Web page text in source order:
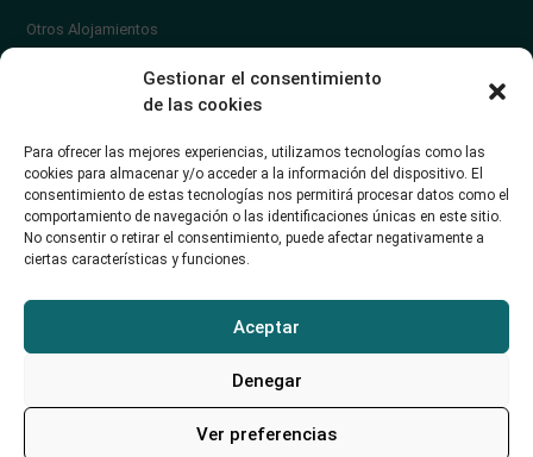
Gestionar el consentimiento
de las cookies
Para ofrecer las mejores experiencias, utilizamos tecnologías como las
cookies para almacenar y/o acceder a la información del dispositivo. El
consentimiento de estas tecnologías nos permitirá procesar datos como el
comportamiento de navegación o las identificaciones únicas en este sitio.
No consentir o retirar el consentimiento, puede afectar negativamente a
ciertas características y funciones.
Aceptar
Denegar
Ver preferencias
Otros Alojamientos
¿Cómo publicar un anuncio?
Contacto
soporte@alojamientounican.es
Alojamiento Universidad de Cantabria Copyright © 2023​